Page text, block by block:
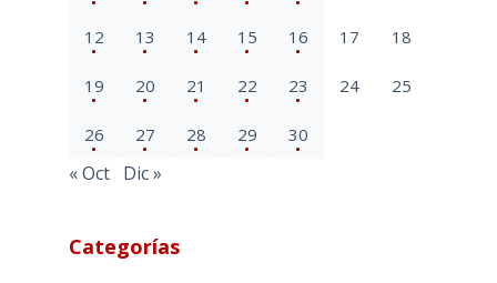
12 13 14 15 16 17 18
19 20 21 22 23 24 25
26 27 28 29 30
« Oct Dic »
Categorías